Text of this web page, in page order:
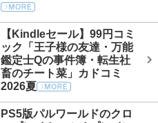
【Kindleセール】99円コミ
ック「王子様の友達・万能
鑑定士Qの事件簿・転生社
畜のチート菜」カドコミ
2026夏
PS5版パルワールドのクロ